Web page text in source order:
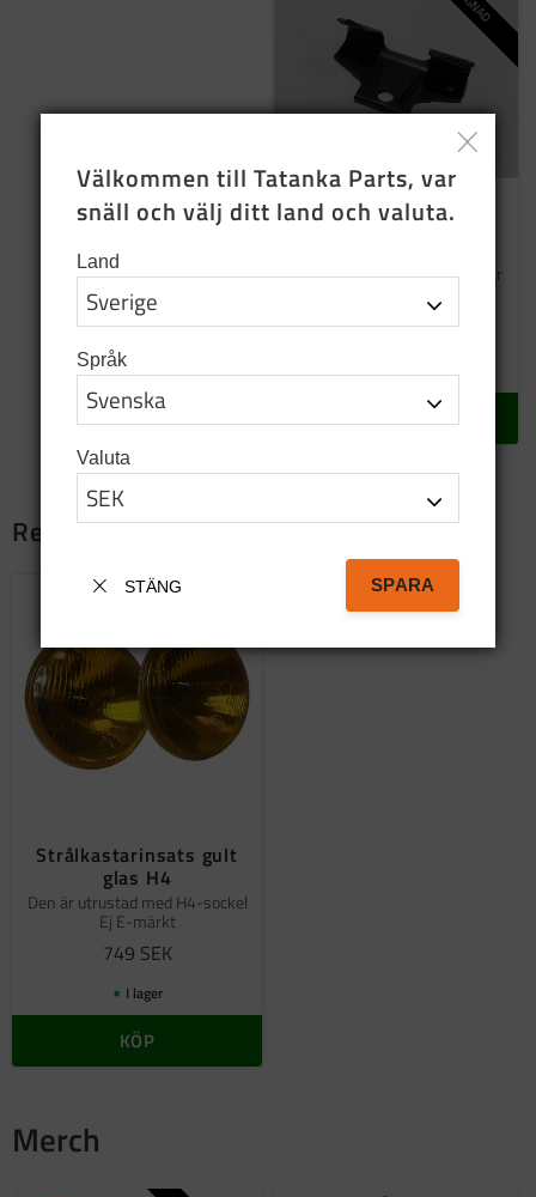
Fjäder clips
Till strålkastarinsats (bilden är
50SEK
5 st i lager
KÖP
Relaterade produkter
Strålkastarinsats gult
glas H4
Den är utrustad med H4-sockel
Ej E-märkt
749 SEK
Lägg till i favoriter
I lager
KÖP
Merch
Välkommen till Tatanka Parts, var
snäll och välj ditt land och valuta.
Land
Språk
Valuta
STÄNG SPARA